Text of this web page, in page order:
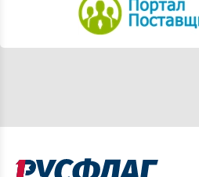
Полотенца
Пледы для пикника